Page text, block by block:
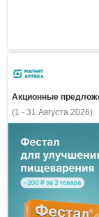
(1 - 31 Августа 2026)